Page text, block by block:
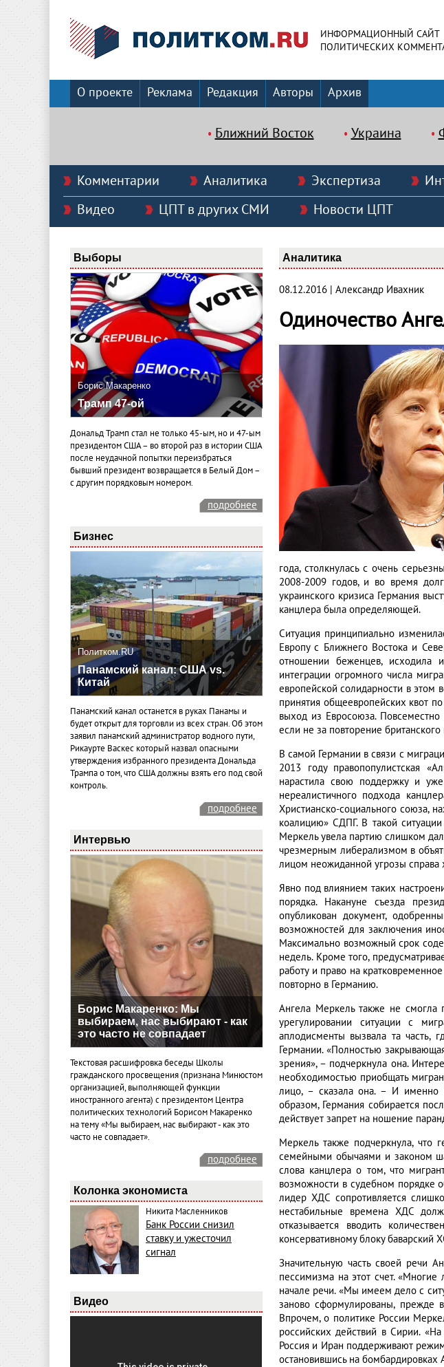
ИНФОРМАЦИОННЫЙ САЙТ
ПОЛИТИЧЕСКИХ
О проекте Реклама Редакция Авторы Архив
Ближний Восток Украина
Комментарии Аналитика Экспертиза
Видео
ЦПТ в других СМИ Новости ЦПТ
Выборы
Борис Макаренко
Трамп 47-ой
Дональд Трамп стал не только 45-ым, но и 47-ым
президентом США – во второй раз в истории США
после неудачной попытки переизбраться
бывший президент возвращается в Белый Дом –
с другим порядковым номером.
подробнее
Бизнес
Политком.RU
Панамский канал: США vs.
Китай
Панамский канал останется в руках Панамы и
будет открыт для торговли из всех стран. Об этом
заявил панамский администратор водного пути,
Рикаурте Васкес который назвал опасными
утверждения избранного президента Дональда
Трампа о том, что США должны взять его под свой
контроль.
подробнее
Интервью
Борис Макаренко: Мы
выбираем, нас выбирают - как
это часто не совпадает
Текстовая расшифровка беседы Школы
гражданского просвещения (признана Минюстом
организацией, выполняющей функции
иностранного агента) с президентом Центра
политических технологий Борисом Макаренко
на тему «Мы выбираем, нас выбирают - как это
часто не совпадает».
подробнее
Колонка экономиста
Никита Масленников
Банк России снизил
ставку и ужесточил
сигнал
Видео
Аналитика
08.12.2016 | Александр Ивахник
Одиночество
года, столкнулась с очень
2008-2009 годов, и во время
украинского кризиса Германия
канцлера была определяющей.
Ситуация принципиально
Европу с Ближнего Востока и
отношении беженцев, исходила
интеграции огромного числа
европейской солидарности в этом
принятия общеевропейских квот
выход из Евросоюза. Повсеместно
если не за повторение
В самой Германии в связи с
2013 году правопопулистская
нарастила свою поддержку и
нереалистичного подхода
Христианско-социального союза,
коалицию» СДПГ. В такой ситуации
Меркель увела партию слишком
чрезмерным либерализмом в
лицом неожиданной угрозы справа
Явно под влиянием таких
порядка. Накануне съезда
опубликован документ,
возможностей для заключения
Максимально возможный срок
недель. Кроме того,
работу и право на
повторно в Германию.
Ангела Меркель также не смогла
урегулировании ситуации с
аплодисменты вызвала та часть,
Германии. «Полностью
зрения», – подчеркнула она.
необходимостью приобщать
лицо, – сказала она. – И именно
образом, Германия собирается
действует запрет на ношение
Меркель также подчеркнула, что
семейными обычаями и законом
слова канцлера о том, что
возможности в судебном порядке
лидер ХДС сопротивляется
нестабильные времена ХДС
отказывается вводить
консервативному блоку баварский
Значительную часть своей речи
пессимизма на этот счет.
начале речи. «Мы имеем дело с
заново сформулированы, прежде
Впрочем, о политике России
российских действий в Сирии.
Россия и Иран поддерживают
остановившись на бомбардировках